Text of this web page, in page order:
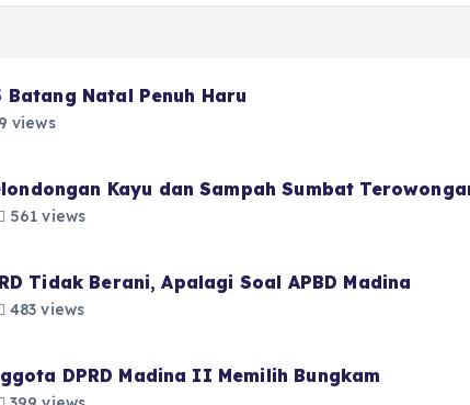
Natal Penuh Haru
views
Kayu dan Sampah Sumbat
561 views
Tidak Berani, Apalagi Soal APBD Madina
483 views
DPRD Madina II Memilih Bungkam